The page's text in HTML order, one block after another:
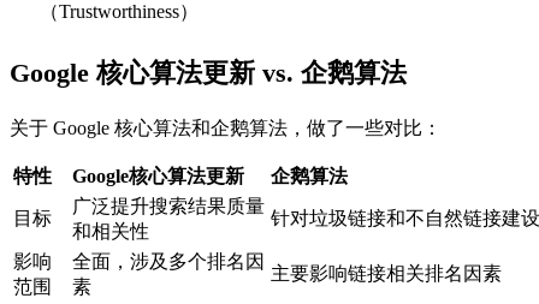
（Trustworthiness）
Google 核心算法更新 vs. 企鹅算法
关于 Google 核心算法和企鹅算法，做了一些对比：
特性 Google核心算法更新 企鹅算法
目标
广泛提升搜索结果质量
和相关性
针对垃圾链接和不自然链接建
影响
范围
全面，涉及多个排名因
素
主要影响链接相关排名因素